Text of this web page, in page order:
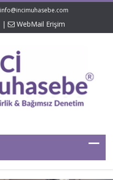
info@incimuhasebe.com
| WebMail Erişim